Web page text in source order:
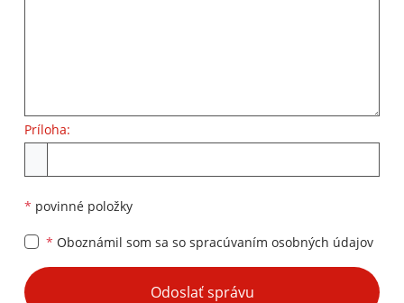
Príloha:
* povinné položky
* Oboznámil som sa so spracúvaním osobných údajov
Google reCaptcha Response
Odoslať správu